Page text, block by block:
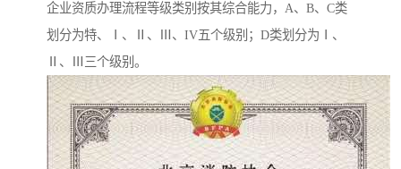
企业资质办理流程等级类别按其综合能力，A、B、C类
划分为特、Ⅰ、Ⅱ、Ⅲ、IV五个级别；D类划分为Ⅰ、
Ⅱ、Ⅲ三个级别。